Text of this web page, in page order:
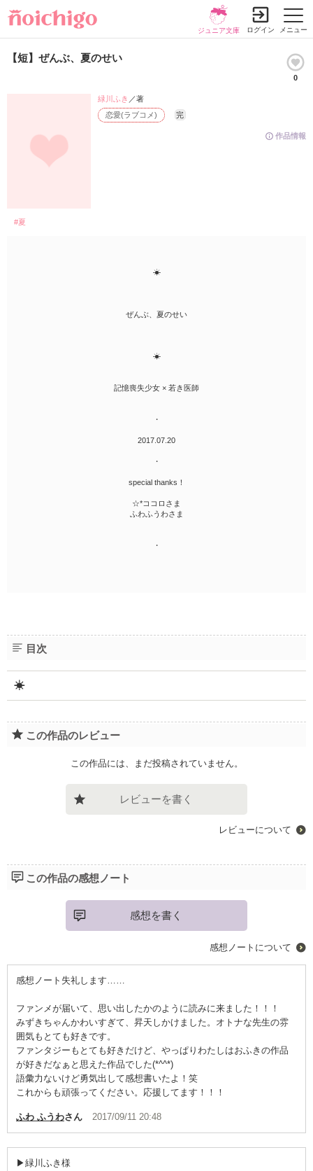
メニュー
ジュニア文庫 ログイン
【短】ぜんぶ、夏のせい
0
作品情報
恋愛(ラブコメ) 完
緑川ふき ／著
#夏
☀︎
ぜんぶ、夏のせい
☀︎
記憶喪失少女 × 若き医師
・
2017.07.20
・
special thanks！
☆*ココロさま
ふわふうわさま
・
目次
☀︎
この作品のレビュー
この作品には、まだ投稿されていません。
レビューを書く
レビューについて
この作品の感想ノート
感想を書く
感想ノートについて
感想ノート失礼します……
ファンメが届いて、思い出したかのように読みに来ました！！！
みずきちゃんかわいすぎて、昇天しかけました。オトナな先生の雰
囲気もとても好きです。
ファンタジーもとても好きだけど、やっぱりわたしはおふきの作品
が好きだなぁと思えた作品でした(*^^*)
語彙力ないけど勇気出して感想書いたよ！笑
これからも頑張ってください。応援してます！！！
ふわ ふうわさん 2017/09/11 20:48
▶︎緑川ふき様